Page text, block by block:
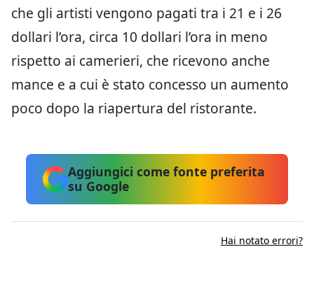
che gli artisti vengono pagati tra i 21 e i 26
dollari l’ora, circa 10 dollari l’ora in meno
rispetto ai camerieri, che ricevono anche
mance e a cui è stato concesso un aumento
poco dopo la riapertura del ristorante.
Aggiungici come fonte preferita
su Google
Hai notato errori?